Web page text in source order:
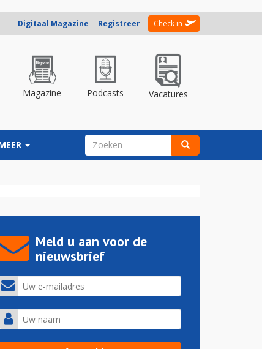
Digitaal Magazine Registreer Check in
Magazine Podcasts Vacatures
ZOEKVELD
Meld u aan voor de
nieuwsbrief